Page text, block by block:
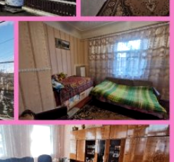
питань, пов'язаних з нерухомістю.
від продавців і орендарів.
якісну рекламну компанію та